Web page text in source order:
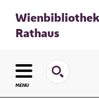
Rathaus
MENU